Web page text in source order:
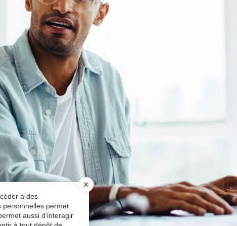
à des
personnelles permet
aussi d’interagir